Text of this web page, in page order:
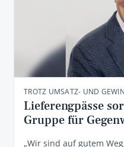
TROTZ UMSATZ- UND
Lieferengpässe
Gruppe für
„Wir sind auf gutem